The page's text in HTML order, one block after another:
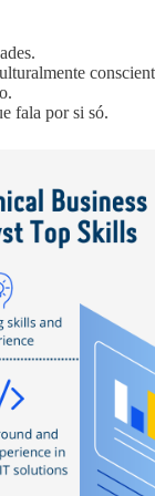
fala por si só.